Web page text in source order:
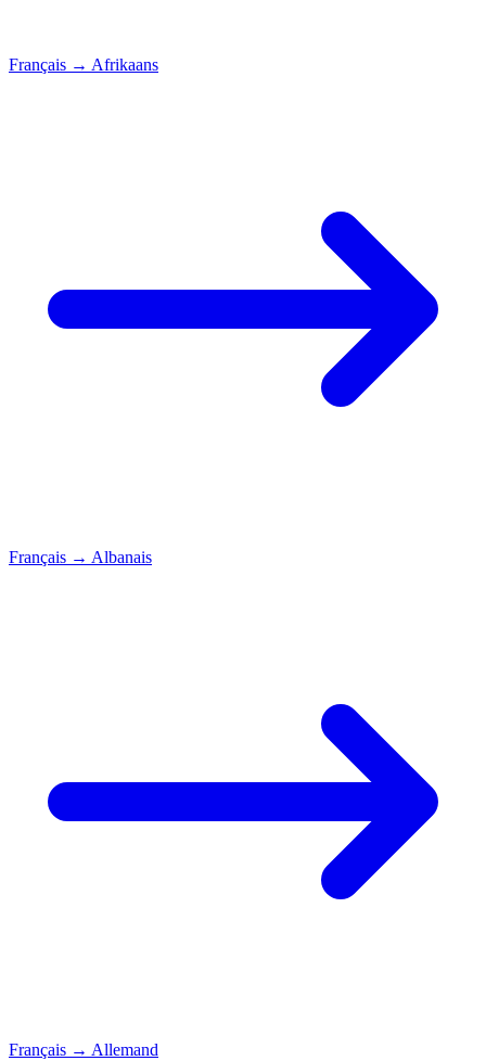
Français → Afrikaans
Français → Albanais
Français → Allemand